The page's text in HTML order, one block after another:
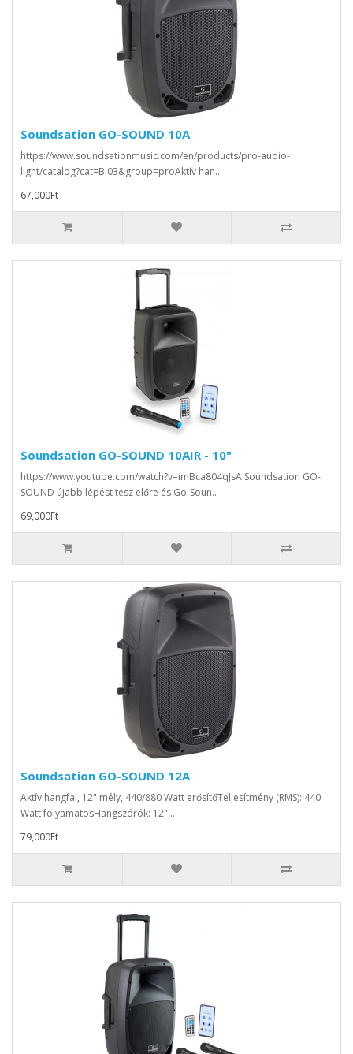
Soundsation GO-SOUND 10A
https://www.soundsationmusic.com/en/products/pro-audio-
light/catalog?cat=B.03&group=proAktív han..
67,000Ft
Soundsation GO-SOUND 10AIR - 10"
https://www.youtube.com/watch?v=imBca804qJsA Soundsation GO-
SOUND újabb lépést tesz előre és Go-Soun..
69,000Ft
Soundsation GO-SOUND 12A
Aktív hangfal, 12" mély, 440/880 Watt erősítőTeljesítmény (RMS): 440
Watt folyamatosHangszórók: 12" ..
79,000Ft